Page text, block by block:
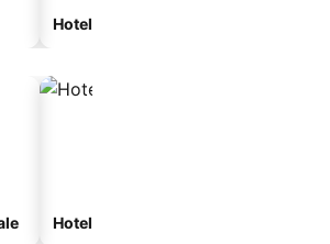
Hotel cu apartamente
Hoteluri cu spa